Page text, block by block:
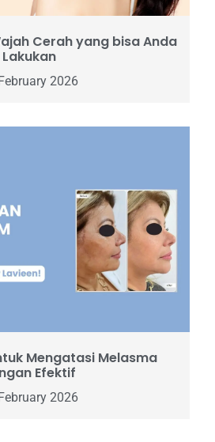
Cerah yang bisa Anda
Lakukan
2026
Mengatasi Melasma
Efektif
2026